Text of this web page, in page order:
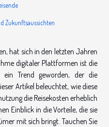
Zukunftsaussichten
hat sich in den letzten Jahren
digitaler Plattformen ist die
ein Trend geworden, der die
Artikel beleuchtet, wie diese
die Reisekosten erheblich
Einblick in die Vorteile, die sie
mit sich bringt. Tauchen Sie